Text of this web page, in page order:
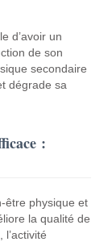
d’avoir un
de son
secondaire
dégrade sa
:
être physique et
la qualité de